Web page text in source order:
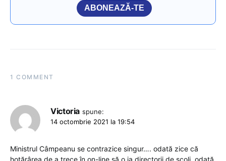
ABONEAZĂ-TE
1 COMMENT
Victoria spune:
14 octombrie 2021 la 19:54
Ministrul Câmpeanu se contrazice singur…. odată zice că
hotărârea de a trece în on-line să o ia directorii de școli, odată